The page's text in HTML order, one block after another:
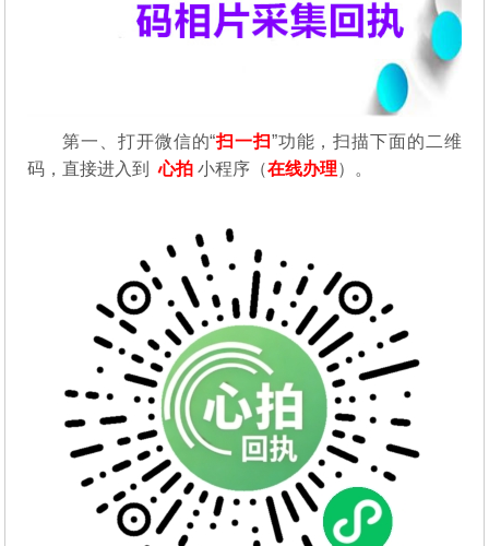
第一、打开微信的“扫一扫”功能，扫描下面的二维
码，直接进入到心拍 小程序（在线办理）。